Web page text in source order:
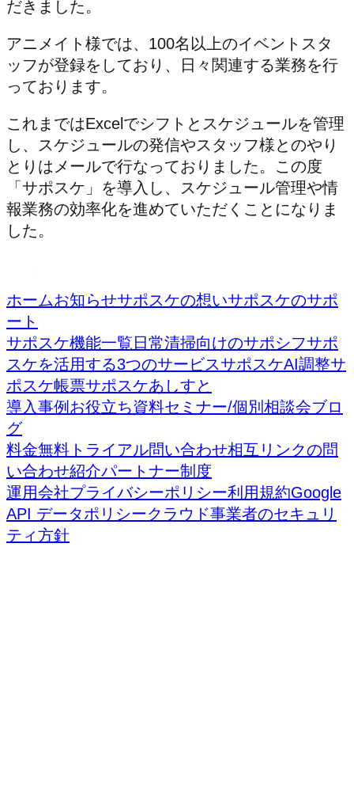
だきました。
アニメイト様では、100名以上のイベントスタ
ッフが登録をしており、日々関連する業務を行
っております。
これまではExcelでシフトとスケジュールを管理
し、スケジュールの発信やスタッフ様とのやり
とりはメールで行なっておりました。この度
「サポスケ」を導入し、スケジュール管理や情
報業務の効率化を進めていただくことになりま
した。
ホームお知らせサポスケの想いサポスケのサポ
ート
サポスケ機能一覧 日常清掃向けのサポシフサポ
スケを活用する3つのサービスサポスケAI調整サ
ポスケ帳票サポスケあしすと
導入事例 お役立ち資料セミナー/個別相談会ブロ
グ
料金無料トライアル問い合わせ相互リンクの問
い合わせ紹介パートナー制度
運用会社プライバシーポリシー利用規約Google
API データポリシークラウド事業者のセキュリ
ティ方針